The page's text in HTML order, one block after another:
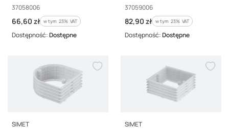
Kod producenta
37058006
Cena brutto
66,60 zł w tym %s VAT
w tym 23% VAT
Dostępność:Dostępne
Kod producenta
37059006
Cena brutto
82,90 zł w tym %s VAT
w tym 23% VAT
Dostępność:Dostępne
PRODUCENT
SIMET PRODUCENT
SIMET